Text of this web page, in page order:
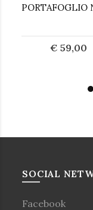
PORTAFOGLIO
€ 59,00
SOCIAL
Facebook